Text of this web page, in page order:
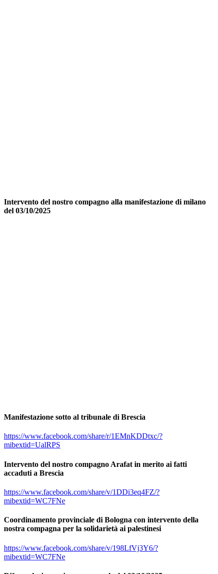
Intervento del nostro compagno alla manifestazione di milano
del 03/10/2025
Manifestazione sotto al tribunale di Brescia
https://www.facebook.com/share/r/1EMnKDDtxc/?
mibextid=UalRPS
Intervento del nostro compagno Arafat in merito ai fatti
accaduti a Brescia
https://www.facebook.com/share/v/1DDi3eq4FZ/?
mibextid=WC7FNe
Coordinamento provinciale di Bologna con intervento della
nostra compagna per la solidarietà ai palestinesi
https://www.facebook.com/share/v/198LfVj3Y6/?
mibextid=WC7FNe